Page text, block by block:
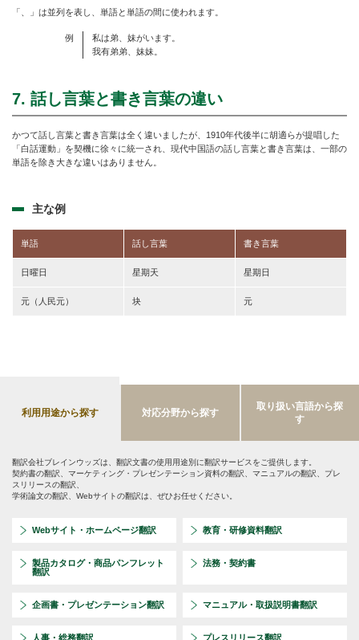
「、」は並列を表し、単語と単語の間に使われます。
例
私は弟、妹がいます。
我有弟弟、妹妹。
7. 話し言葉と書き言葉の違い
かつて話し言葉と書き言葉は全く違いましたが、1910年代後半に胡適らが提唱した
「白話運動」を契機に徐々に統一され、現代中国語の話し言葉と書き言葉は、一部の
単語を除き大きな違いはありません。
主な例
単語 話し言葉 書き言葉
日曜日 星期天 星期日
元（人民元） 块 元
利用用途から探す 対応分野から探す
取り扱い言語から探
す
翻訳会社ブレインウッズは、翻訳文書の使用用途別に翻訳サービスをご提供します。
契約書の翻訳、マーケティング・プレゼンテーション資料の翻訳、マニュアルの翻訳、プレ
スリリースの翻訳、
学術論文の翻訳、Webサイトの翻訳は、ぜひお任せください。
Webサイト・ホームページ翻訳 教育・研修資料翻訳
製品カタログ・商品パンフレット
翻訳
法務・契約書
企画書・プレゼンテーション翻訳 マニュアル・取扱説明書翻訳
人事・総務翻訳 プレスリリース翻訳